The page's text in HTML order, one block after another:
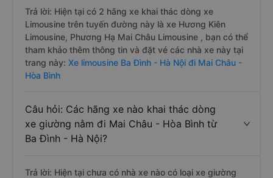
Trả lời: Hiện tại có 2 hãng xe khai thác dòng xe
Limousine trên tuyến đường này là xe Hương Kiên
Limousine, Phương Hạ Mai Châu Limousine , bạn có thể
tham khảo thêm thông tin và đặt vé các nhà xe này tại
trang này: Xe limousine Ba Đình - Hà Nội đi Mai Châu -
Hòa Bình
Câu hỏi: Các hãng xe nào khai thác dòng
xe giường nằm đi Mai Châu - Hòa Bình từ
Ba Đình - Hà Nội?
Trả lời: Hiện tại chưa có nhà xe nào có loại xe giường